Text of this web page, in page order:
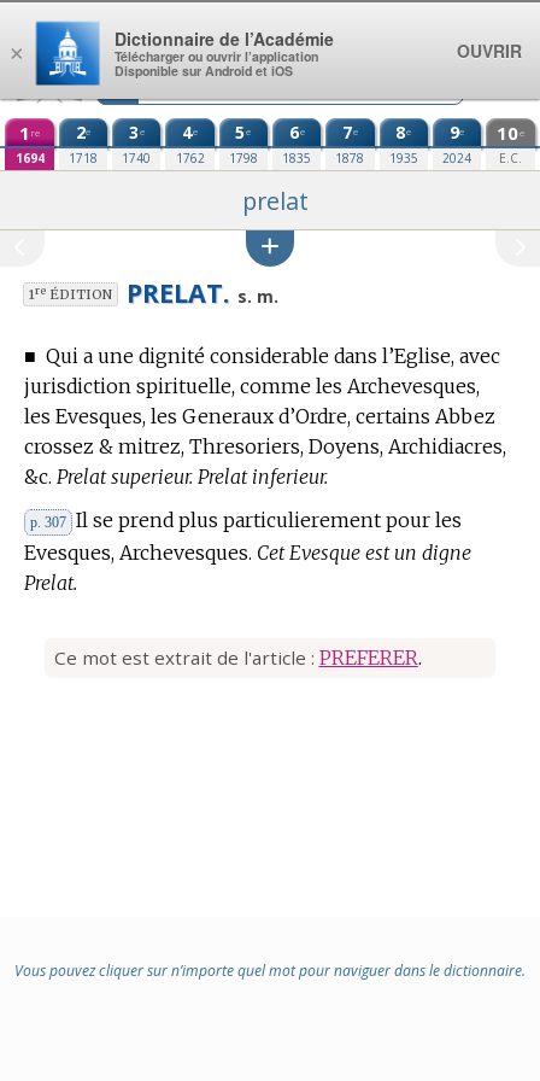
Aller au contenu
1 re
1694
2e
1718
3e
1740
4e
1762
5e
1798
6e
1835
7e
1878
8e
1935
9e
2024
10e
E.C.
prelat
1reÉDITION PRELAT. s. m.
■ Qui a une dignité considerable dans l’Eglise, avec
jurisdiction spirituelle, comme les Archevesques,
les Evesques, les Generaux d’Ordre, certains Abbez
crossez & mitrez, Thresoriers, Doyens, Archidiacres,
&c. Prelat superieur. Prelat inferieur.
p. 307 Il se prend plus particulierement pour les
Evesques, Archevesques. Cet Evesque est un digne
Prelat.
Ce mot est extrait de l'article : PREFERER.
Vous pouvez cliquer sur n’importe quel mot pour naviguer dans le dictionnaire.
×
Dictionnaire de l’Académie
Télécharger ou ouvrir l’application
Disponible sur Android et iOS
OUVRIR